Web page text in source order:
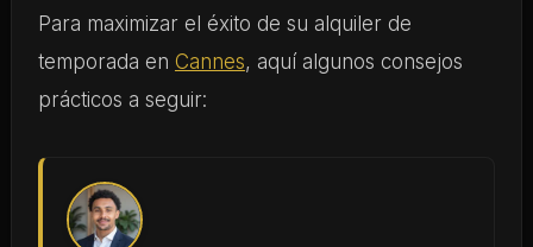
Para maximizar el éxito de su alquiler de
temporada en Cannes, aquí algunos consejos
prácticos a seguir: